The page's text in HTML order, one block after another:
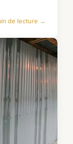
de lecture →